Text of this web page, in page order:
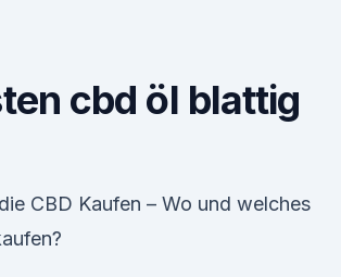
cbd öl blattig
CBD Kaufen – Wo und welches